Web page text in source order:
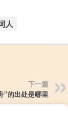
人
下一篇
”的出处是哪里